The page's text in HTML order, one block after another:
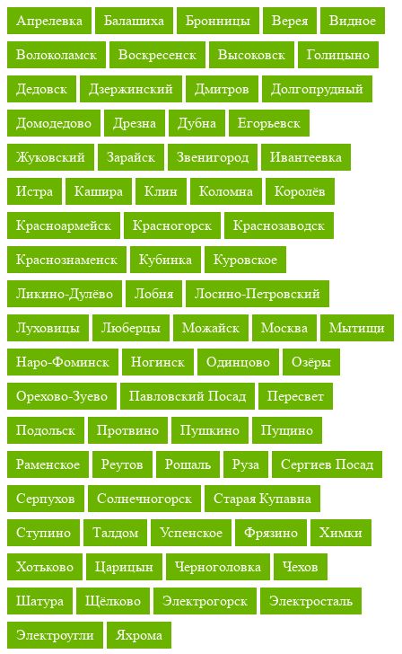
Апрелевка Балашиха Бронницы Верея
Видное
Волоколамск
Воскресенск Высоковск
Голицыно
Дедовск
Дзержинский Дмитров
Долгопрудный
Домодедово
Дрезна Дубна
Егорьевск
Жуковский
Зарайск Звенигород
Ивантеевка
Истра
Кашира Клин Коломна
Королёв
Красноармейск
Красногорск
Краснозаводск
Краснознаменск
Кубинка
Куровское
Ликино-Дулёво
Лобня
Лосино-Петровский
Луховицы
Люберцы Можайск Москва
Мытищи
Наро-Фоминск
Ногинск Одинцово
Озёры
Орехово-Зуево
Павловский Посад
Пересвет
Подольск
Протвино Пушкино
Пущино
Раменское
Реутов Рошаль Руза
Сергиев Посад
Серпухов
Солнечногорск
Старая Купавна
Ступино
Талдом Успенское Фрязино
Химки
Хотьково
Царицын Черноголовка
Чехов
Шатура
Щёлково Электрогорск
Электросталь
Электроугли
Яхрома